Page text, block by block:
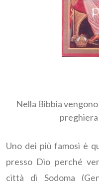
Nella Bibbia
preghiera
Uno dei più famosi è
presso Dio perché
città di Sodoma